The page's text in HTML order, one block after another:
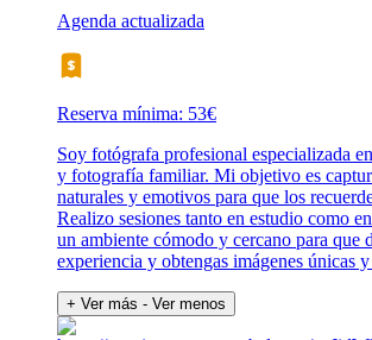
Agenda actualizada
Reserva mínima: 53€
Soy fotógrafa profesional especializada
y fotografía familiar. Mi objetivo es
naturales y emotivos para que los
Realizo sesiones tanto en estudio como
un ambiente cómodo y cercano para que
experiencia y obtengas imágenes únicas
+ Ver más - Ver menos